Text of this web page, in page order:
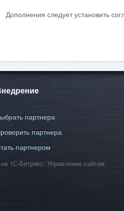
Дополнения следует установить
партнера
партнера
партнером
на 1С-Битрикс: Управление сайтом.